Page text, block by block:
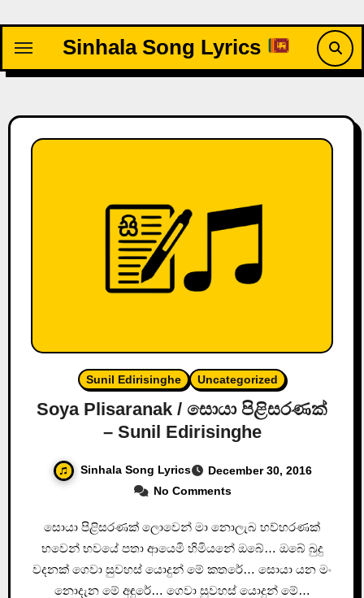
content
Sinhala Song Lyrics
Sunil Edirisinghe Uncategorized
Soya Plisaranak / සොයා පිළිසරණක්
– Sunil Edirisinghe
Sinhala Song Lyrics
December 30, 2016
No Comments
සොයා පිළිසරණක් ලොවෙන් මා නොලැබ හව්හරණක්
භවෙන් භවයේ පතා ආයෙමි හිමියනේ ඔබේ… ඔබේ බුදු
වදනක් ගෙවා සුවහස් යොදුන් මේ කතරේ… සොයා යන මං
නොදැන මේ අඳුරේ… ගෙවා සුවහස් යොදුන් මේ…